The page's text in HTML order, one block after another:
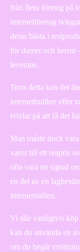
från flera företag på
internetföretag
deras bästa i
för damer och herrar
leverans.
Trots detta kan det
internetbutiker efter
tvivlar på att få det
Man måste dock
varor till ett reapris
ofta vara en signal
en del av en
internetställen.
Vi slår vanligtvis
kan du använda en
om du begär